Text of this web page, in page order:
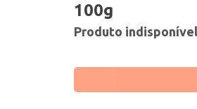
100g
Produto indisponível